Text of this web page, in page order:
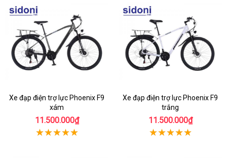
Xe đạp điện trợ lực Phoenix F9
xám
11.500.000₫
Xe đạp điện trợ lực Phoenix F9
trắng
11.500.000₫